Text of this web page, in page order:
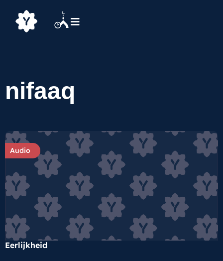
nifaaq
Audio
Eerlijkheid